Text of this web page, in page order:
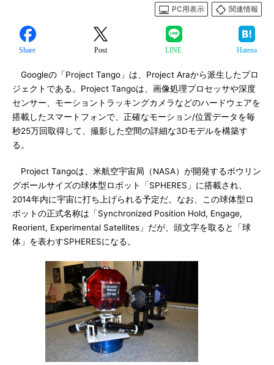
PC用表示
関連情報
Share Post LINE Hatena
Googleの「Project Tango」は、Project Araから派生したプロ
ジェクトである。Project Tangoは、画像処理プロセッサや深度
センサー、モーショントラッキングカメラなどのハードウェアを
搭載したスマートフォンで、正確なモーション/位置データを毎
秒25万回取得して、撮影した空間の詳細な3Dモデルを構築す
る。
Project Tangoは、米航空宇宙局（NASA）が開発するボウリン
グボールサイズの球体型ロボット「SPHERES」に搭載され、
2014年内に宇宙に打ち上げられる予定だ。なお、この球体型ロ
ボットの正式名称は「Synchronized Position Hold, Engage,
Reorient, Experimental Satellites」だが、頭文字を取ると「球
体」を表わすSPHERESになる。